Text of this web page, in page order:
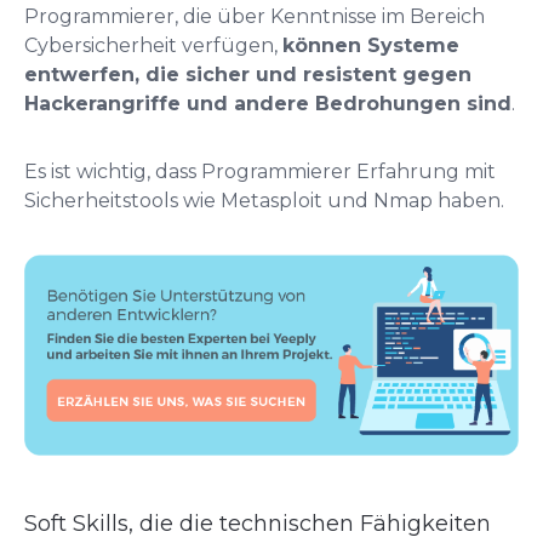
Programmierer, die über Kenntnisse im Bereich
Cybersicherheit verfügen, können Systeme
entwerfen, die sicher und resistent gegen
Hackerangriffe und andere Bedrohungen sind.
Es ist wichtig, dass Programmierer Erfahrung mit
Sicherheitstools wie Metasploit und Nmap haben.
Soft Skills, die die technischen Fähigkeiten